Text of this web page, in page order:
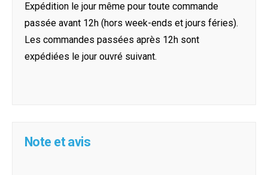
Expédition le jour même pour toute commande
passée avant 12h (hors week-ends et jours féries).
Les commandes passées après 12h sont
expédiées le jour ouvré suivant.
Note et avis